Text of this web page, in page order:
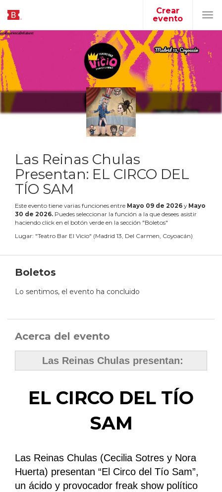
Crear
evento
Las Reinas Chulas
Presentan: EL CIRCO DEL
TÍO SAM
Este evento tiene varias funciones entre Mayo 09 de 2026 y Mayo
30 de 2026. Puedes seleccionar la función a la que desees asistir
haciendo click en el botón verde en la sección "Boletos"
Lugar: "Teatro Bar El Vicio" (Madrid 13, Del Carmen, Coyoacán)
Boletos
Lo sentimos, el evento ha concluido
Acerca del evento
Las Reinas Chulas presentan:
EL CIRCO DEL TÍO
SAM
Las Reinas Chulas (Cecilia Sotres y Nora
Huerta) presentan “El Circo del Tío Sam”,
un ácido y provocador freak show político